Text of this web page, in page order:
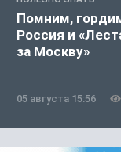
Помним,
Россия и
за Москву»
05 августа 15:56